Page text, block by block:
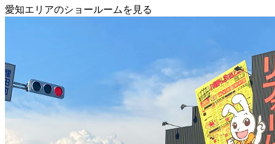
愛知エリアのショールームを見る